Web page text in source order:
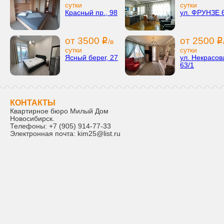
сутки
Красный пр., 98
сутки
ул. ФРУНЗЕ
от 3500 i/в
сутки
Ясный берег, 27
от 2500 i
сутки
ул.
63/1
КОНТАКТЫ
Квартирное бюро Милый Дом
Новосибирск.
Телефоны: +7 (905) 914-77-33
Электронная почта: kim25@list.ru